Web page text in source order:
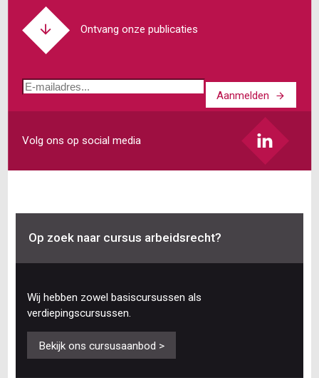
Ontvang onze publicaties
E-
Aanmelden
Volg ons op social media
Op zoek naar cursus arbeidsrecht?
Wij hebben zowel basiscursussen als
verdiepingscursussen.
Bekijk ons cursusaanbod >